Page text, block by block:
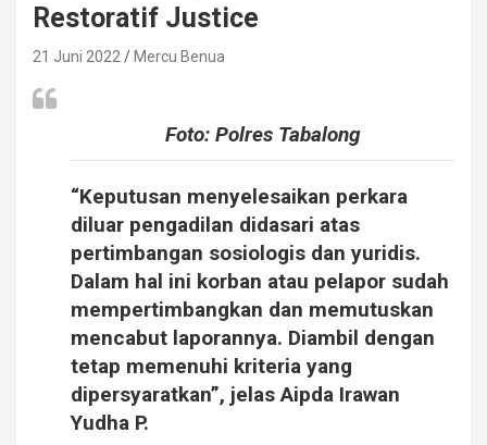
Restoratif Justice
21 Juni 2022 Mercu Benua
Foto: Polres Tabalong
“Keputusan menyelesaikan perkara
diluar pengadilan didasari atas
pertimbangan sosiologis dan yuridis.
Dalam hal ini korban atau pelapor sudah
mempertimbangkan dan memutuskan
mencabut laporannya. Diambil dengan
tetap memenuhi kriteria yang
dipersyaratkan”, jelas Aipda Irawan
Yudha P.